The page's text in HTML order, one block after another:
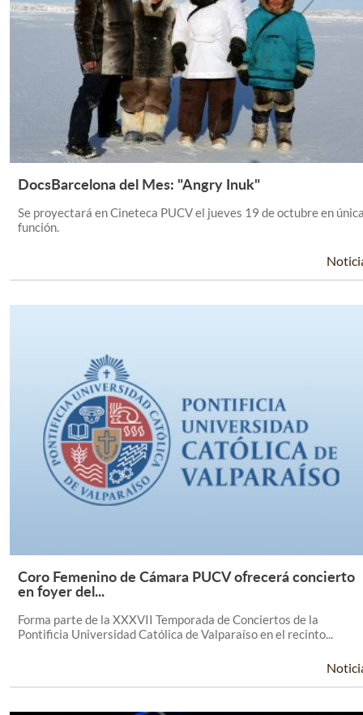
DocsBarcelona del Mes: "Angry Inuk"
Se proyectará en Cineteca PUCV el jueves 19 de octubre en
función.
Leer Más +
Coro Femenino de Cámara PUCV ofrecerá concierto
en foyer del...
Forma parte de la XXXVII Temporada de Conciertos de la
Pontificia Universidad Católica de Valparaíso en el recinto...